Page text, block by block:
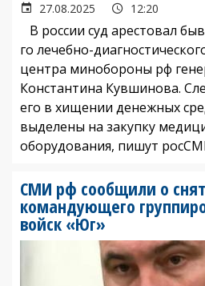
27.08.2025 12:20
В россии суд арестовал
го лечебно-
центра минобороны рф
Константина Кувшинова.
его в хищении денежных
выделены на закупку
оборудования, пишут
СМИ рф сообщили о
командующего
войск «Юг»